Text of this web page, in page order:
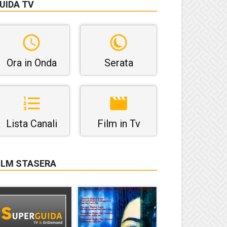
TV
Ora in Onda Serata
Lista Canali Film in Tv
STASERA